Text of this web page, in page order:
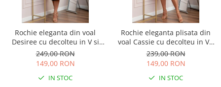
Rochie eleganta din voal
Desiree cu decolteu in V si
curea - Negru
249,00 RON
149,00 RON
IN STOC
Rochie eleganta plisata din
voal Cassie cu decolteu in V -
Grena
239,00 RON
149,00 RON
IN STOC